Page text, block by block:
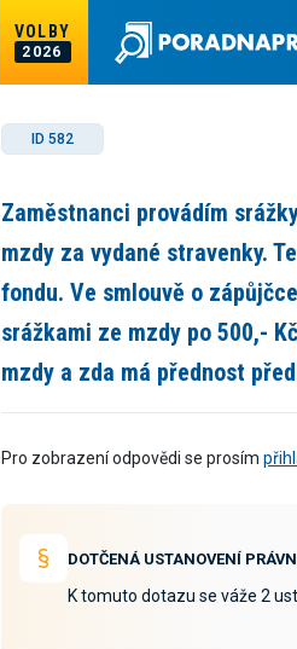
VOLBY
2026
ID 582
Zaměstnanci provádím
mzdy za vydané stravenky.
fondu. Ve smlouvě o
srážkami ze mzdy po 500,-
mzdy a zda má přednost
Pro zobrazení odpovědi se prosím
DOTČENÁ USTANOVENÍ
K tomuto dotazu se váže 2